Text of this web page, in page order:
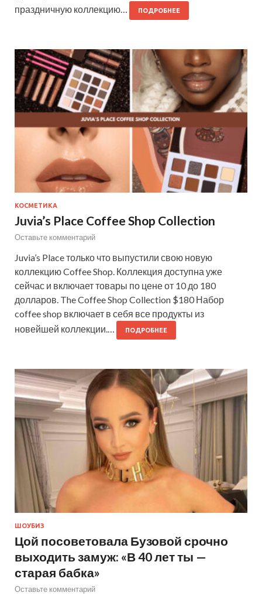
праздничную коллекцию…
ПОДРОБНЕЕ
КОСМЕТИКА
Juvia’s Place Coffee Shop Collection
Оставьте комментарий
Juvia’s Place только что выпустили свою новую
коллекцию Coffee Shop. Коллекция доступна уже
сейчас и включает товары по цене от 10 до 180
долларов. The Coffee Shop Collection $180 Набор
coffee shop включает в себя все продукты из
новейшей коллекции.…
ПОДРОБНЕЕ
ШОУБИЗ
Цой посоветовала Бузовой срочно
выходить замуж: «В 40 лет ты —
старая бабка»
Оставьте комментарий